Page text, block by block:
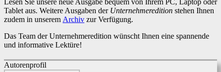
Lesen Sie unsere neue Ausgabe bequem von Ihrem PC, Laptop oder
Tablet aus. Weitere Ausgaben der Unternehmeredition stehen Ihnen
zudem in unserem Archiv zur Verfügung.
Das Team der Unternehmeredition wünscht Ihnen eine spannende
und informative Lektüre!
Autorenprofil